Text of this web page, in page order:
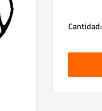
Cantidad: